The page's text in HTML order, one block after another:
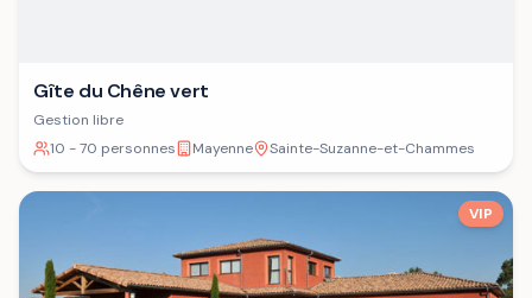
Gîte du Chêne vert
Gestion libre
10 - 70 personnes
Mayenne Sainte-Suzanne-et-Chammes
VIP